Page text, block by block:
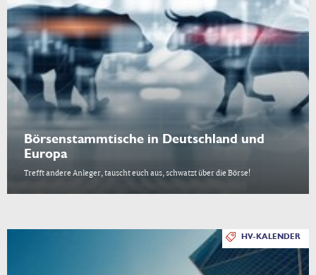
Börsenstammtische in Deutschland und
Europa
Trefft andere Anleger, tauscht euch aus, schwatzt über die Börse!
HV-KALENDER